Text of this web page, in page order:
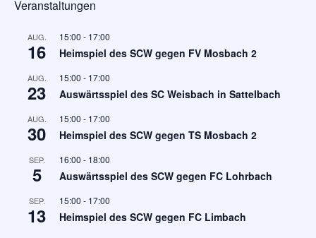
Veranstaltungen
AUG.
16
15:00 - 17:00
Heimspiel des SCW gegen FV Mosbach 2
AUG.
23
15:00 - 17:00
Auswärtsspiel des SC Weisbach in Sattelbach
AUG.
30
15:00 - 17:00
Heimspiel des SCW gegen TS Mosbach 2
SEP.
5
16:00 - 18:00
Auswärtsspiel des SCW gegen FC Lohrbach
SEP.
13
15:00 - 17:00
Heimspiel des SCW gegen FC Limbach